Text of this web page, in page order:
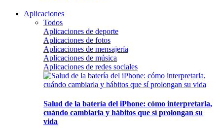
Aplicaciones
Todos
Aplicaciones de deporte
Aplicaciones de fotos
Aplicaciones de mensajería
Aplicaciones de música
Aplicaciones de redes sociales
Salud de la batería del iPhone: cómo interpretarla,
cuándo cambiarla y hábitos que sí prolongan su
vida